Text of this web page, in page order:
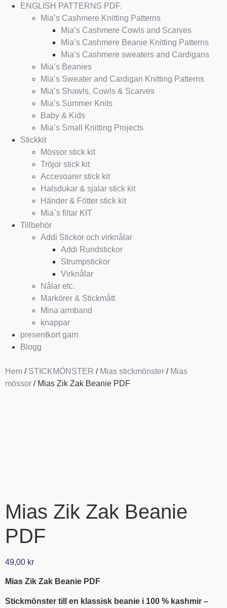
ENGLISH PATTERNS PDF.
Mia’s Cashmere Knitting Patterns
Mia’s Cashmere Cowls and Scarves
Mia’s Cashmere Beanie Knitting Patterns
Mia’s Cashmere sweaters and Cardigans
Mia’s Beanies
Mia’s Sweater and Cardigan Knitting Patterns
Mia’s Shawls, Cowls & Scarves
Mia’s Summer Knits
Baby & Kids
Mia’s Small Knitting Projects
Stickkit
Mössor stick kit
Tröjor stick kit
Accesoarer stick kit
Halsdukar & sjalar stick kit
Händer & Fötter stick kit
Mia`s filtar KIT
Tillbehör
Addi Stickor och virknålar
Addi Rundstickor
Strumpstickor
Virknålar
Nålar etc.
Markörer & Stickmått
Mina armband
knappar
presentkort garn
Blogg
Hem / STICKMÖNSTER / Mias stickmönster / Mias
mössor / Mias Zik Zak Beanie PDF
Mias Zik Zak Beanie
PDF
49,00 kr
Mias Zik Zak Beanie PDF
Stickmönster till en klassisk beanie i 100 % kashmir –